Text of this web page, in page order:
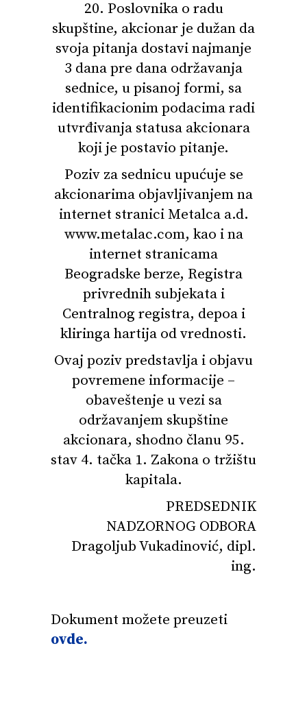
20. Poslovnika o radu
skupštine, akcionar je dužan da
svoja pitanja dostavi najmanje
3 dana pre dana održavanja
sednice, u pisanoj formi, sa
identifikacionim podacima radi
utvrđivanja statusa akcionara
koji je postavio pitanje.
Poziv za sednicu upućuje se
akcionarima objavljivanjem na
internet stranici Metalca a.d.
www.metalac.com, kao i na
internet stranicama
Beogradske berze, Registra
privrednih subjekata i
Centralnog registra, depoa i
kliringa hartija od vrednosti.
Ovaj poziv predstavlja i objavu
povremene informacije –
obaveštenje u vezi sa
održavanjem skupštine
akcionara, shodno članu 95.
stav 4. tačka 1. Zakona o tržištu
kapitala.
PREDSEDNIK
NADZORNOG ODBORA
Dragoljub Vukadinović, dipl.
ing.
Dokument možete preuzeti
ovde.